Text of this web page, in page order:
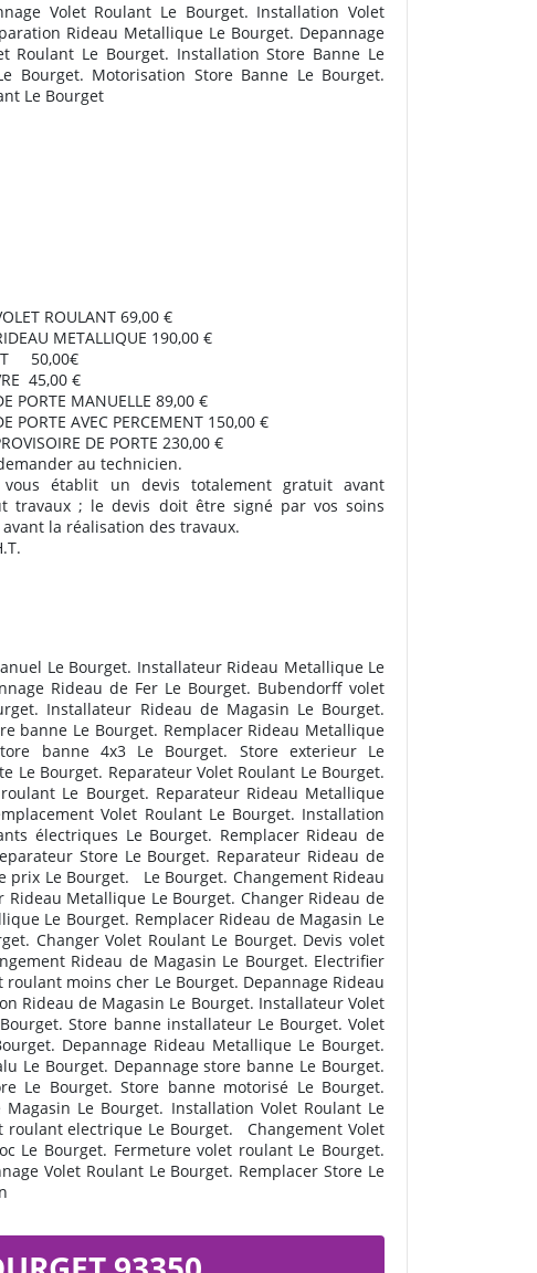
Volet Roulant Le Bourget. Installation Volet
Rideau Metallique Le Bourget. Depannage
Roulant Le Bourget. Installation Store Banne Le
Bourget. Motorisation Store Banne Le Bourget.
Le Bourget
ROULANT 69,00 €
METALLIQUE 190,00 €
50,00€
45,00 €
PORTE MANUELLE 89,00 €
PORTE AVEC PERCEMENT 150,00 €
DE PORTE 230,00 €
au technicien.
vous établit un devis totalement gratuit avant
travaux ; le devis doit être signé par vos soins
la réalisation des travaux.
Le Bourget. Installateur Rideau Metallique Le
Rideau de Fer Le Bourget. Bubendorff volet
Installateur Rideau de Magasin Le Bourget.
banne Le Bourget. Remplacer Rideau Metallique
banne 4x3 Le Bourget. Store exterieur Le
Le Bourget. Reparateur Volet Roulant Le Bourget.
Le Bourget. Reparateur Rideau Metallique
Volet Roulant Le Bourget. Installation
électriques Le Bourget. Remplacer Rideau de
Store Le Bourget. Reparateur Rideau de
prix Le Bourget. Le Bourget. Changement Rideau
Metallique Le Bourget. Changer Rideau de
Le Bourget. Remplacer Rideau de Magasin Le
Changer Volet Roulant Le Bourget. Devis volet
Rideau de Magasin Le Bourget. Electrifier
moins cher Le Bourget. Depannage Rideau
Rideau de Magasin Le Bourget. Installateur Volet
Store banne installateur Le Bourget. Volet
Depannage Rideau Metallique Le Bourget.
Le Bourget. Depannage store banne Le Bourget.
Le Bourget. Store banne motorisé Le Bourget.
Le Bourget. Installation Volet Roulant Le
roulant electrique Le Bourget. Changement Volet
Le Bourget. Fermeture volet roulant Le Bourget.
Volet Roulant Le Bourget. Remplacer Store Le